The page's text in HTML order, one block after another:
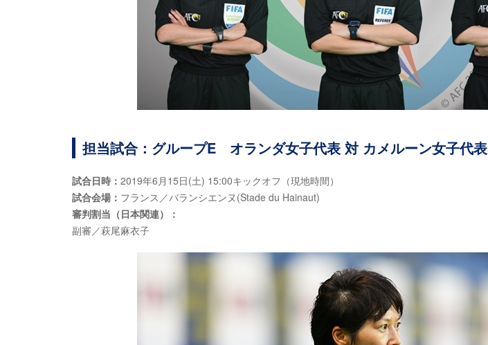
担当試合：グループE オランダ女子代表 対 カメルーン女子代表
試合日時： 2019年6月15日(土) 15:00キックオフ（現地時間）
試合会場： フランス／バランシエンヌ(Stade du Hainaut)
審判割当（日本関連）：
副審／萩尾麻衣子